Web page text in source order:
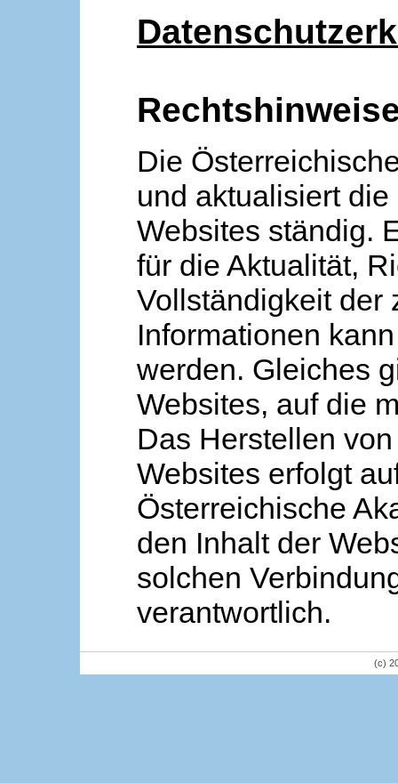
Die
und aktualisiert
Websites ständig.
für die Aktualität,
Vollständigkeit der
Informationen
werden. Gleiches
Websites, auf die
Das Herstellen
Websites erfolgt
Österreichische
den Inhalt der
solchen
verantwortlich.
(c)